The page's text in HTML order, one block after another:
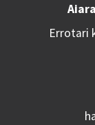
Errotari